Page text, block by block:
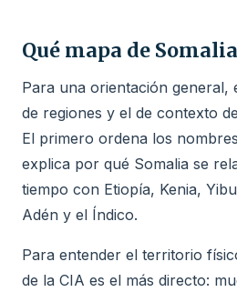
Qué mapa de
Para una orientación general,
de regiones y el de contexto
El primero ordena los
explica por qué Somalia se
tiempo con Etiopía, Kenia,
Adén y el Índico.
Para entender el territorio
de la CIA es el más directo: